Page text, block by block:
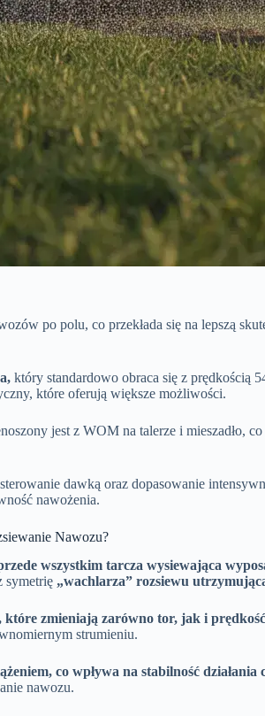
po polu, co przekłada się na lepszą
który standardowo obraca się z prędkością
które oferują większe możliwości.
jest z WOM na talerze i mieszadło,
dawką oraz dopasowanie
nawożenia.
Nawozu?
wszystkim tarcza wysiewająca
symetrię „wachlarza” rozsiewu
zmieniają zarówno tor, jak i
strumieniu.
co wpływa na stabilność działania
nawozu.